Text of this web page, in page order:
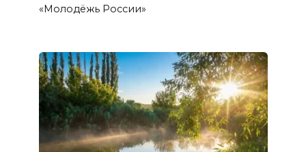
«Молодёжь России»